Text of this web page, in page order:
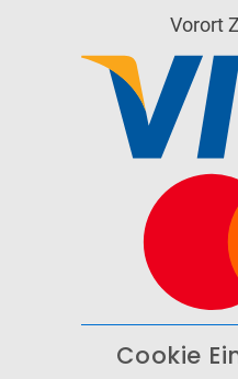
Vorort
Cookie